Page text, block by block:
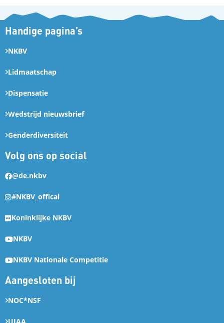
Handige pagina’s
NKBV
Lidmaatschap
Dispensatie
Wedstrijd nieuwsbrief
Genderdiversiteit
Volg ons op social
@de.nkbv
#NKBV_offical
Koninklijke NKBV
NKBV
NKBV Nationale Competitie
Aangesloten bij
NOC*NSF